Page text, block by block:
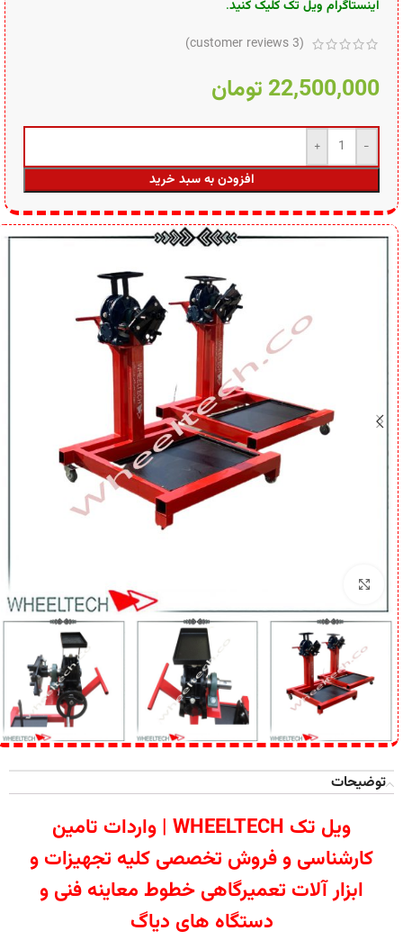
اینستاگرام ویل تک کلیک کنید.
(
3
22,500,000 تومان
افزودن به سبد خرید
توضیحات
ویل تک WHEELTECH | واردات تامین
کارشناسی و فروش تخصصی کلیه تجهیزات و
ابزار آلات تعمیرگاهی خطوط معاینه فنی و
دستگاه های دیاگ